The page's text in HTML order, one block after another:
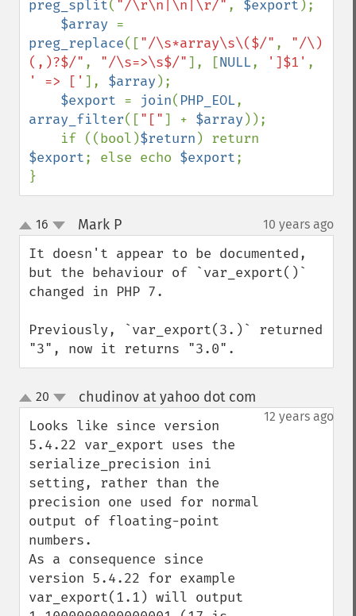
preg_split( "/\r\n|\n|\r/" , $export );
$array
preg_replace(["/\s*array\s\($/" , "/\)
(,)?$/" , "/\s=>\s$/"], [NULL, ']$1'
' => [' ], $array );
$export = join( PHP_EOL
array_filter(["["] + $array ));
    if ((bool)
$return
$export; else echo $export;
}
up
down
16 Mark P¶ 10 years ago
It doesn't appear to be documented,
but the behaviour of `var_export()`
changed in PHP 7.
Previously, `var_export(3.)` returned
"3", now it returns "3.0".
up
down
20 chudinov at yahoo dot com
12 years ago
Looks like since version
5.4.22 var_export uses the
serialize_precision ini
setting, rather than the
precision one used for normal
output of floating-point
numbers.
As a consequence since
version 5.4.22 for example
var_export(1.1) will output